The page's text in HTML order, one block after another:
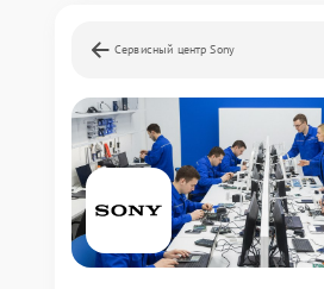
Сервисный центр Sony